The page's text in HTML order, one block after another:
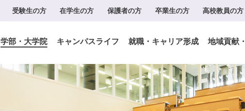
受験生の方 在学生の方 保護者の方 卒業生の方 高校教員の方
学部・大学院 キャンパスライフ 就職・キャリア形成 地域貢献